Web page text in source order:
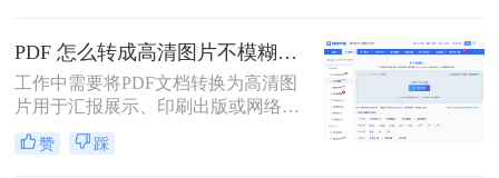
的“灵魂拷问”。
PDF 怎么转成高清图片不模糊？5种高清转换方法（2026实测指南）
工作中需要将PDF文档转换为高清图
片用于汇报展示、印刷出版或网络分
享，但转换后图片模糊不清、细节丢
失、放大后出现马赛克……这些"清
赞 踩